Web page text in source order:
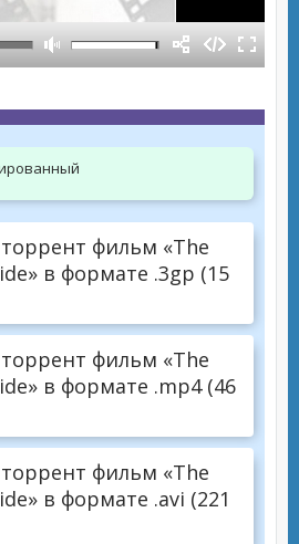
фильм «The
в формате .3gp (15
фильм «The
в формате .mp4 (46
фильм «The
в формате .avi (221